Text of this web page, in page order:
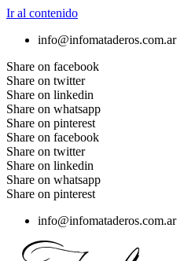
Ir al contenido
info@infomataderos.com.ar
Share on facebook
Share on twitter
Share on linkedin
Share on whatsapp
Share on pinterest
Share on facebook
Share on twitter
Share on linkedin
Share on whatsapp
Share on pinterest
info@infomataderos.com.ar